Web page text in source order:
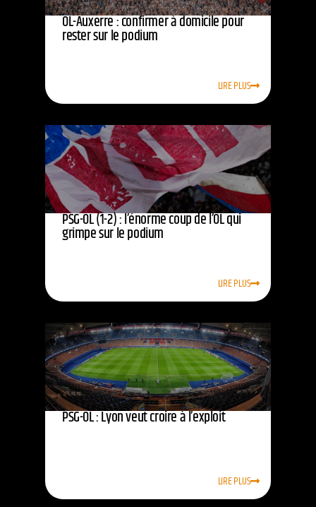
OL-Auxerre : confirmer à domicile pour
rester sur le podium
LIRE PLUS
PSG-OL (1-2) : l’énorme coup de l’OL qui
grimpe sur le podium
LIRE PLUS
PSG-OL : Lyon veut croire à l’exploit
LIRE PLUS